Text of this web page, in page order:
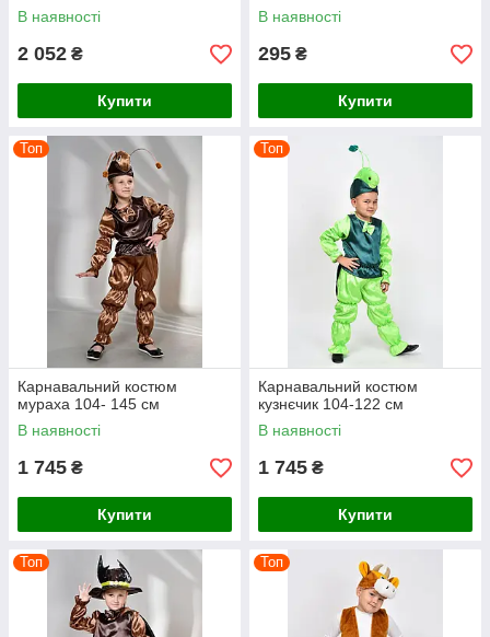
В наявності
2 052 ₴
Купити
В наявності
295 ₴
Купити
Топ
Карнавальний костюм
мураха 104- 145 см
В наявності
1 745 ₴
Купити
Топ
Карнавальний костюм
кузнєчик 104-122 см
В наявності
1 745 ₴
Купити
Топ Топ